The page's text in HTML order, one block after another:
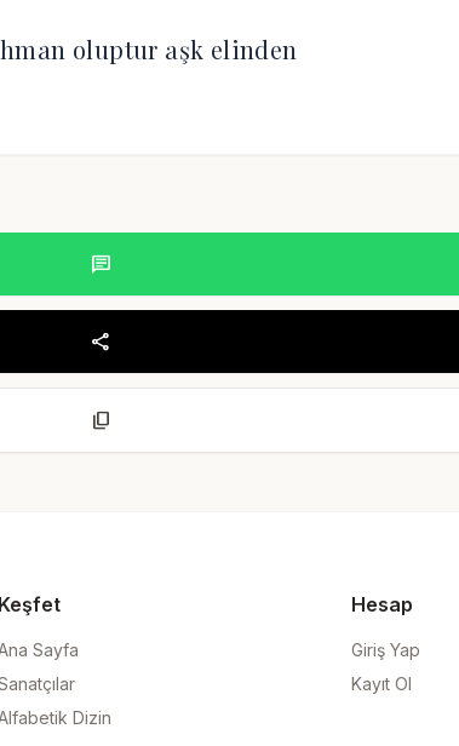
oluptur aşk elinden
chat
share
content_copy
Keşfet
Sayfa
Dizin
Hesap
Giriş Yap
Kayıt Ol